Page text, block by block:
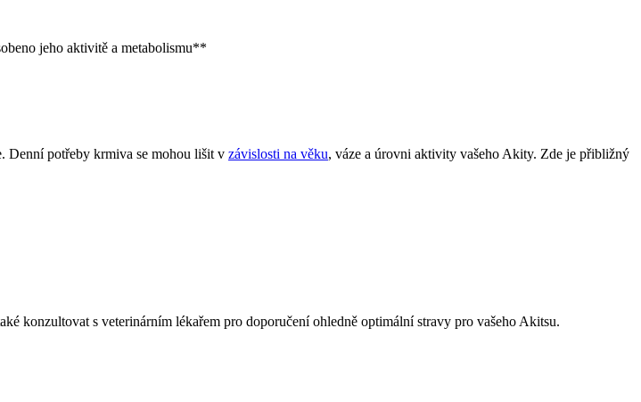
jeho aktivitě a metabolismu**
Denní potřeby krmiva se mohou lišit v závislosti na věku, váze a úrovni aktivity vašeho Akity. Zde je přibližný
konzultovat s veterinárním lékařem pro doporučení ohledně optimální stravy pro vašeho Akitsu.